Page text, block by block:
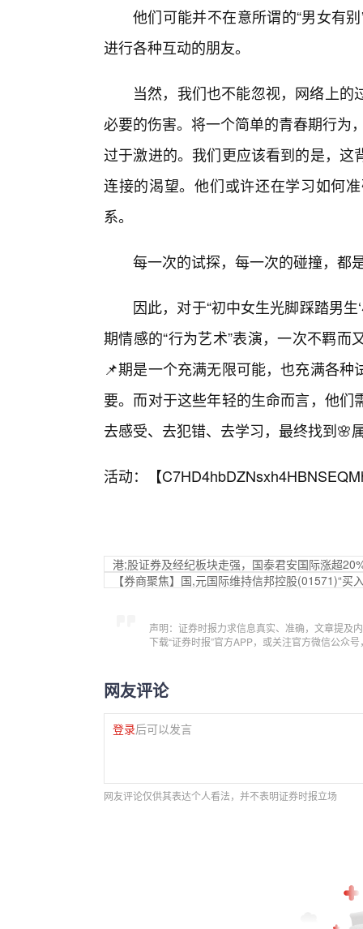
他们可能并不在意所谓的“男女有
进行各种互动的朋友。
当然，我们也不能忽视，网络上
必要的伤害。将一个简单的青春期行为
过于激进的。我们更应该看到的是，
连接的渴望。他们或许还在学习如何
系。
每一次的试探，每一次的碰撞，都
因此，对于“初中女生光脚踩踏男
期情感的“行为艺术”表演，一次不羁
📌期是一个充满无限可能，也充满各
要。而对于这些年轻的生命而言，他
去感受、去犯错、去学习，最终找到🌸
活动：【
港;股证券及经纪板块走强，国泰君安国际涨超
【券商聚焦】国,元国际维持信邦控股(01571)“买
声明：证券时报力求信息真实、准确，文章提及
下载“证券时报”官方APP，或关注官方微信公众
网友评论
登录后可以发言
网友评论仅供其表达个人看法，并不表明证券时报立场